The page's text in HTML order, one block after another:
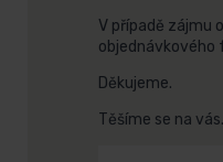
V případě zájmu
objednávkového
Děkujeme.
Těšíme se na vás.